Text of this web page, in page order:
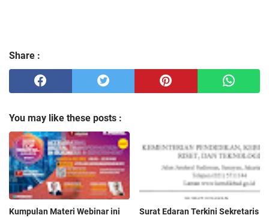
Share :
You may like these posts :
Kumpulan Materi Webinar ini
Surat Edaran Terkini Sekretaris